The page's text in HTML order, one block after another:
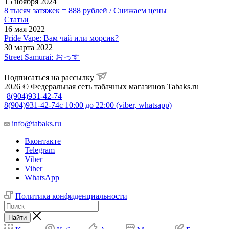
8 тысяч затяжек = 888 рублей / Снижаем цены
Статьи
16 мая 2022
Pride Vape: Вам чай или морсик?
30 марта 2022
Street Samurai: おっす
Подписаться на рассылку
2026 © Федеральная сеть табачных магазинов Tabaks.ru
8(904)931-42-74
8(904)931-42-74с 10:00 до 22:00 (viber, whatsapp)
info@tabaks.ru
Вконтакте
Telegram
Viber
Viber
WhatsApp
Политика конфиденциальности
Найти